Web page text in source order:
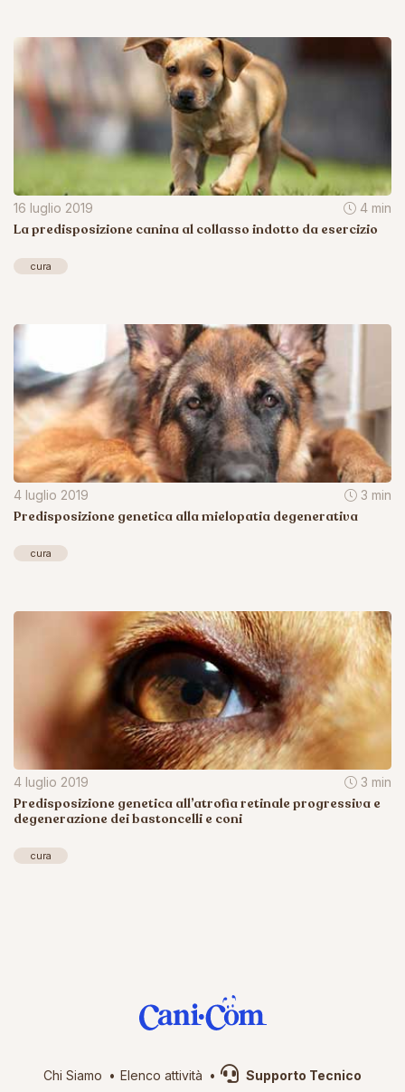
16 luglio 2019 4 min
La predisposizione canina al collasso indotto da esercizio
cura
4 luglio 2019 3 min
Predisposizione genetica alla mielopatia degenerativa
cura
4 luglio 2019 3 min
Predisposizione genetica all’atrofia retinale progressiva e
degenerazione dei bastoncelli e coni
cura
Chi Siamo Elenco attività Supporto Tecnico